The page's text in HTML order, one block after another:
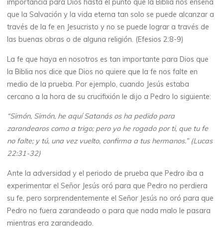
importancia para Dios hasta el punto que la Biblia nos enseña
que la Salvación y la vida eterna tan solo se puede alcanzar a
través de la fe en Jesucristo y no se puede lograr a través de
las buenas obras o de alguna religión. (Efesios 2:8-9)
La fe que haya en nosotros es tan importante para Dios que
la Biblia nos dice que Dios no quiere que la fe nos falte en
medio de la prueba. Por ejemplo, cuando Jesús estaba
cercano a la hora de su crucifixión le dijo a Pedro lo siguiente:
“Simón, Simón, he aquí Satanás os ha pedido para
zarandearos como a trigo; pero yo he rogado por ti, que tu fe
no falte; y tú, una vez vuelto, confirma a tus hermanos.” (Lucas
22:31-32)
Ante la adversidad y el periodo de prueba que Pedro iba a
experimentar el Señor Jesús oró para que Pedro no perdiera
su fe, pero sorprendentemente el Señor Jesús no oró para que
Pedro no fuera zarandeado o para que nada malo le pasara
mientras era zarandeado.